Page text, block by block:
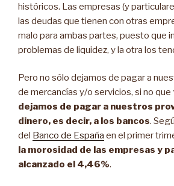
históricos. Las empresas (y
las deudas que tienen con otras
malo para ambas partes, puesto que
problemas de liquidez, y la otra los
Pero no sólo dejamos de pagar a
de mercancías y/o servicios, si no que
dejamos de pagar a nuestros
dinero, es decir, a los bancos.
del Banco de España en el primer
la morosidad de las empresas y
alcanzado el 4,46%.